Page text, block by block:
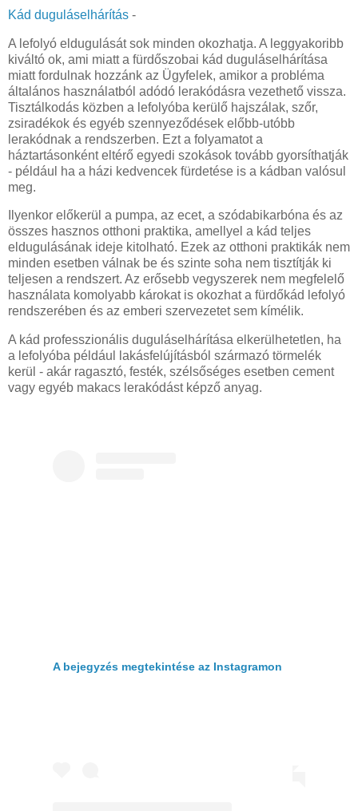
Kád duguláselhárítás -
A lefolyó eldugulását sok minden okozhatja. A leggyakoribb
kiváltó ok, ami miatt a fürdőszobai kád duguláselhárítása
miatt fordulnak hozzánk az Ügyfelek, amikor a probléma
általános használatból adódó lerakódásra vezethető vissza.
Tisztálkodás közben a lefolyóba kerülő hajszálak, szőr,
zsiradékok és egyéb szennyeződések előbb-utóbb
lerakódnak a rendszerben. Ezt a folyamatot a
háztartásonként eltérő egyedi szokások tovább gyorsíthatják
- például ha a házi kedvencek fürdetése is a kádban valósul
meg.
Ilyenkor előkerül a pumpa, az ecet, a szódabikarbóna és az
összes hasznos otthoni praktika, amellyel a kád teljes
eldugulásának ideje kitolható. Ezek az otthoni praktikák nem
minden esetben válnak be és szinte soha nem tisztítják ki
teljesen a rendszert. Az erősebb vegyszerek nem megfelelő
használata komolyabb károkat is okozhat a fürdőkád lefolyó
rendszerében és az emberi szervezetet sem kímélik.
A kád professzionális duguláselhárítása elkerülhetetlen, ha
a lefolyóba például lakásfelújításból származó törmelék
kerül - akár ragasztó, festék, szélsőséges esetben cement
vagy egyéb makacs lerakódást képző anyag.
A bejegyzés megtekintése az Instagramon